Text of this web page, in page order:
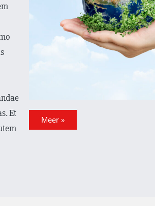
Et
Meer »